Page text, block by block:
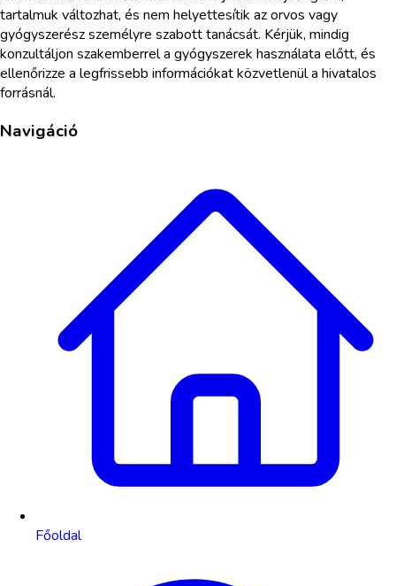
tartalmuk változhat, és nem helyettesítik az orvos vagy
gyógyszerész személyre szabott tanácsát. Kérjük, mindig
konzultáljon szakemberrel a gyógyszerek használata előtt, és
ellenőrizze a legfrissebb információkat közvetlenül a hivatalos
forrásnál.
Navigáció
Főoldal